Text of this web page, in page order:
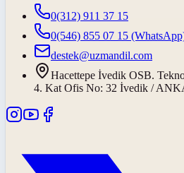
0(312) 911 37 15
0(546) 855 07 15
destek@uzmandil.com
Hacettepe İvedik OSB.
4. Kat Ofis No: 32 İvedik /